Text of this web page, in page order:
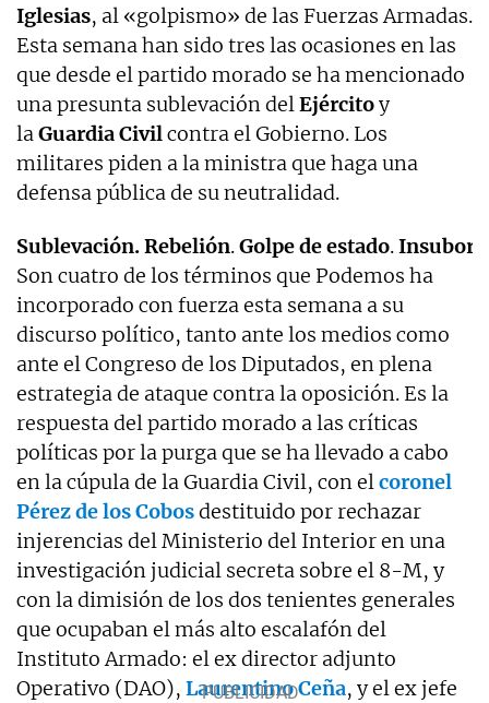
Iglesias, al «golpismo» de las Fuerzas Armadas.
Esta semana han sido tres las ocasiones en las
que desde el partido morado se ha mencionado
una presunta sublevación delEjércitoy
laGuardia Civilcontra el Gobierno. Los
militares piden a la ministra que haga una
defensa pública de su neutralidad.
Sublevación.Rebelión.Golpedeestado.
Son cuatro de los términos que Podemos ha
incorporado con fuerza esta semana a su
discurso político, tanto ante los medios como
ante el Congreso de los Diputados, en plena
estrategia de ataque contra la oposición. Es la
respuesta del partido morado a las críticas
políticas por la purga que se ha llevado a cabo
en la cúpula de la Guardia Civil, con elcoronel
Pérez de los Cobosdestituido por rechazar
injerencias del Ministerio del Interior en una
investigación judicial secreta sobre el 8-M, y
con la dimisión de los dos tenientes generales
que ocupaban el más alto escalafón del
Instituto Armado: el ex director adjunto
Operativo (DAO), Laurentino Ceña, y el ex jefe